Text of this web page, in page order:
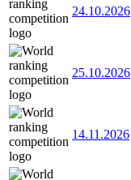
24.10.2026
25.10.2026
14.11.2026